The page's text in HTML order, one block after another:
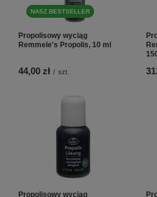
NASZ BESTSELLER
Propolisowy wyciąg
Remmele's Propolis, 10 ml
44,00 zł / szt.
Propolisowy wyciąg